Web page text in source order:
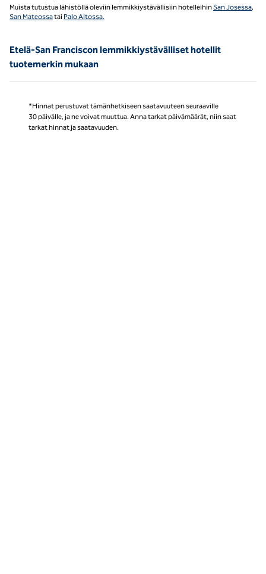
Muista tutustua lähistöllä oleviin lemmikkiystävällisiin hotelleihinSan Josessa,
San Mateossatai Palo Altossa.
Etelä-San Franciscon lemmikkiystävälliset hotellit
tuotemerkin mukaan
*Hinnat perustuvat tämänhetkiseen saatavuuteen seuraaville
30 päivälle, ja ne voivat muuttua. Anna tarkat päivämäärät, niin saat
tarkat hinnat ja saatavuuden.